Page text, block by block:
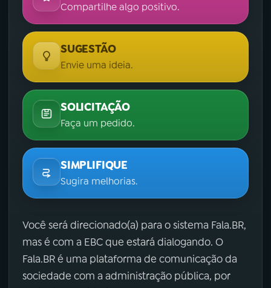
Compartilhe algo positivo.
SUGESTÃO
Envie uma ideia.
SOLICITAÇÃO
Faça um pedido.
SIMPLIFIQUE
Sugira melhorias.
Você será direcionado(a) para o sistema Fala.BR,
mas é com a EBC que estará dialogando. O
Fala.BR é uma plataforma de comunicação da
sociedade com a administração pública, por